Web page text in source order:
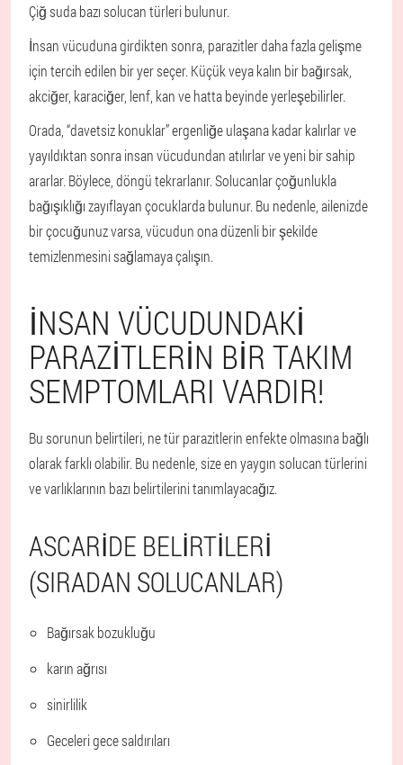
Çiğ suda bazı solucan türleri bulunur.
İnsan vücuduna girdikten sonra, parazitler daha fazla gelişme
için tercih edilen bir yer seçer. Küçük veya kalın bir bağırsak,
akciğer, karaciğer, lenf, kan ve hatta beyinde yerleşebilirler.
Orada, “davetsiz konuklar” ergenliğe ulaşana kadar kalırlar ve
yayıldıktan sonra insan vücudundan atılırlar ve yeni bir sahip
ararlar. Böylece, döngü tekrarlanır. Solucanlar çoğunlukla
bağışıklığı zayıflayan çocuklarda bulunur. Bu nedenle, ailenizde
bir çocuğunuz varsa, vücudun ona düzenli bir şekilde
temizlenmesini sağlamaya çalışın.
İNSAN VÜCUDUNDAKI
PARAZITLERIN BIR TAKIM
SEMPTOMLARI VARDIR!
Bu sorunun belirtileri, ne tür parazitlerin enfekte olmasına bağlı
olarak farklı olabilir. Bu nedenle, size en yaygın solucan türlerini
ve varlıklarının bazı belirtilerini tanımlayacağız.
ASCARIDE BELIRTILERI
(SIRADAN SOLUCANLAR)
Bağırsak bozukluğu
karın ağrısı
sinirlilik
Geceleri gece saldırıları